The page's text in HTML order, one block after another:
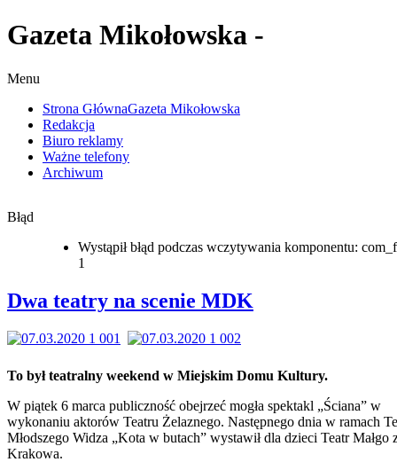
Gazeta Mikołowska -
Menu
Strona GłównaGazeta Mikołowska
Redakcja
Biuro reklamy
Ważne telefony
Archiwum
Błąd
Wystąpił błąd podczas wczytywania komponentu:
1
Dwa teatry na scenie MDK
To był teatralny weekend w Miejskim Domu Kultury.
W piątek 6 marca publiczność obejrzeć mogła spektakl „Ściana” w
wykonaniu aktorów Teatru Żelaznego. Następnego dnia w ramach
Młodszego Widza „Kota w butach” wystawił dla dzieci Teatr Małgo
Krakowa.